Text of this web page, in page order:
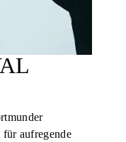
für aufregende